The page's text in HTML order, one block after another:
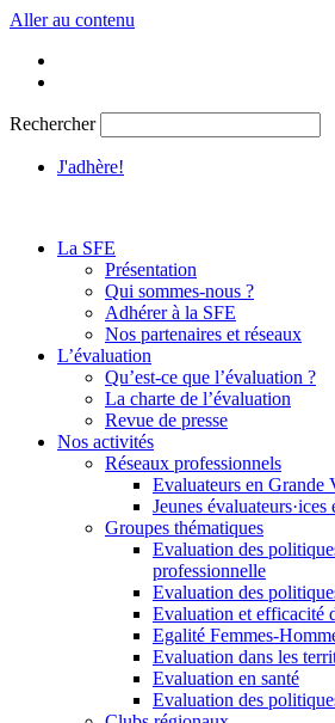
Aller au contenu
Rechercher
J'adhère!
La SFE
Présentation
Qui sommes-nous ?
Adhérer à la SFE
Nos partenaires et réseaux
L’évaluation
Qu’est-ce que l’évaluation ?
La charte de l’évaluation
Revue de presse
Nos activités
Réseaux professionnels
Evaluateurs en Grande
Jeunes
Groupes thématiques
Evaluation des
professionnelle
Evaluation des
Evaluation et efficacité
Egalité Femmes-
Evaluation dans les
Evaluation en santé
Evaluation des